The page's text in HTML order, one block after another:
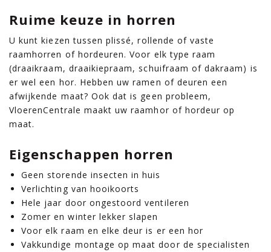
Ruime keuze in horren
U kunt kiezen tussen plissé, rollende of vaste
raamhorren of hordeuren. Voor elk type raam
(draaikraam, draaikiepraam, schuifraam of dakraam) is
er wel een hor. Hebben uw ramen of deuren een
afwijkende maat? Ook dat is geen probleem,
VloerenCentrale maakt uw raamhor of hordeur op
maat.
Eigenschappen horren
Geen storende insecten in huis
Verlichting van hooikoorts
Hele jaar door ongestoord ventileren
Zomer en winter lekker slapen
Voor elk raam en elke deur is er een hor
Vakkundige montage op maat door de specialisten